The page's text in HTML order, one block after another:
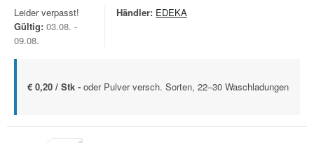
Leider verpasst!
Gültig: 03.08. -
09.08.
Händler: EDEKA
€ 0,20 / Stk - oder Pulver versch. Sorten, 22–30 Waschladungen